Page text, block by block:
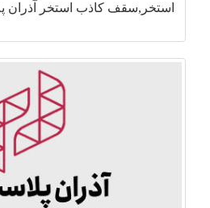
استخر,سقف کاذب استخر آذران